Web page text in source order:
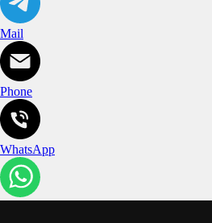
Mail
Phone
WhatsApp